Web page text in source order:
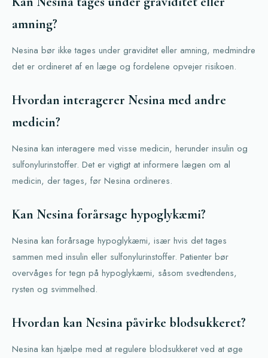
amning?
Nesina bør ikke tages under graviditet eller amning, medmindre
det er ordineret af en læge og fordelene opvejer risikoen.
Hvordan interagerer Nesina med andre
medicin?
Nesina kan interagere med visse medicin, herunder insulin og
sulfonylurinstoffer. Det er vigtigt at informere lægen om al
medicin, der tages, før Nesina ordineres.
Kan Nesina forårsage hypoglykæmi?
Nesina kan forårsage hypoglykæmi, især hvis det tages
sammen med insulin eller sulfonylurinstoffer. Patienter bør
overvåges for tegn på hypoglykæmi, såsom svedtendens,
rysten og svimmelhed.
Hvordan kan Nesina påvirke blodsukkeret?
Nesina kan hjælpe med at regulere blodsukkeret ved at øge